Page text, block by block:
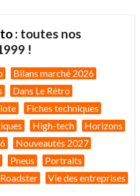
: toutes nos
!
Bilans marché 2026
Dans Le Rétro
Fiches techniques
High-tech
Horizons
Nouveautés 2027
Pneus
Portraits
Roadster Vie des entreprises